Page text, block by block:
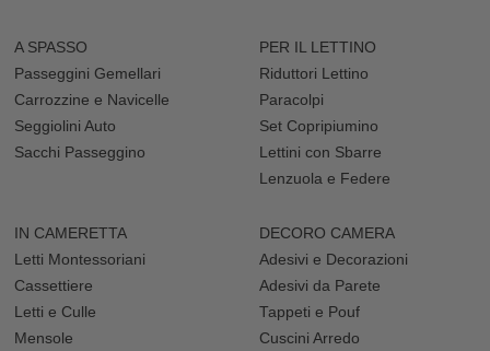
A SPASSO
Passeggini Gemellari
Carrozzine e Navicelle
Seggiolini Auto
Sacchi Passeggino
PER IL LETTINO
Riduttori Lettino
Paracolpi
Set Copripiumino
Lettini con Sbarre
Lenzuola e Federe
IN CAMERETTA
Letti Montessoriani
Cassettiere
Letti e Culle
Mensole
DECORO CAMERA
Adesivi e Decorazioni
Adesivi da Parete
Tappeti e Pouf
Cuscini Arredo